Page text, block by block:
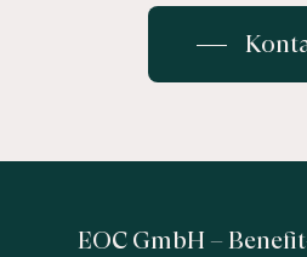
EOC GmbH –